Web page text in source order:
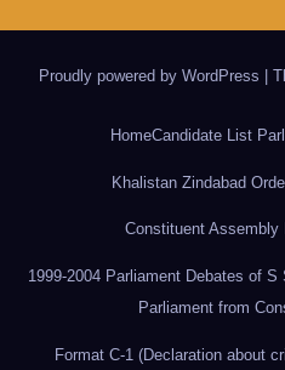
Proudly powered by WordPress
HomeCandidate List
Khalistan Zindabad
Constituent Assembly
1999-2004 Parliament Debates of
Parliament from
Format C-1 (Declaration about